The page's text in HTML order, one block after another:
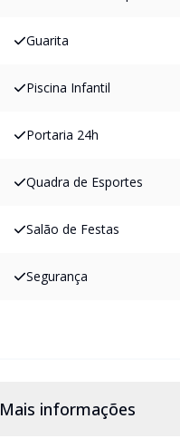
Guarita
Piscina Infantil
Portaria 24h
Quadra de Esportes
Salão de Festas
Segurança
Mais informações